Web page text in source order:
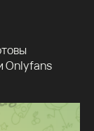
Onlyfans